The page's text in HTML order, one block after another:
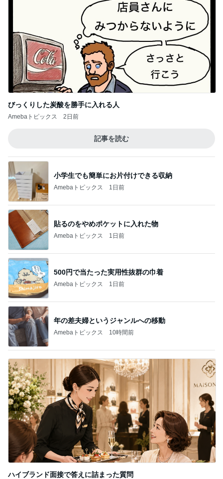
びっくりした炭酸を勝手に入れる人
Amebaトピックス 2日前
記事を読む
小学生でも簡単にお片付けできる収納
Amebaトピックス 1日前
貼るのをやめポケットに入れた物
Amebaトピックス 1日前
500円で当たった実用性抜群の巾着
Amebaトピックス 1日前
年の差夫婦というジャンルへの移動
Amebaトピックス 10時間前
ハイブランド面接で答えに詰まった質問